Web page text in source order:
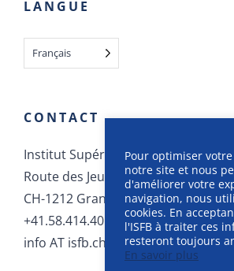
LANGUE
Français
CONTACT
Institut Supérieur de Formation
Route des Jeunes 12
CH-1212 Grand-Lancy
+41.58.414.40.40
info AT isfb.ch
Pour optimiser
notre site et nous
d'améliorer votre
navigation, nous
cookies. En
l'ISFB à traiter ces
resteront toujours
En savoir plus